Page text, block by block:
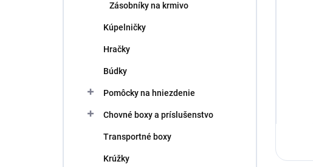
Zásobníky na krmivo
Kúpelničky
Hračky
Búdky
Pomôcky na hniezdenie
Chovné boxy a príslušenstvo
Transportné boxy
Krúžky